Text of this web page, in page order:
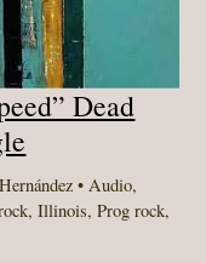
Dead
•Audio,
,Illinois,Prog rock,